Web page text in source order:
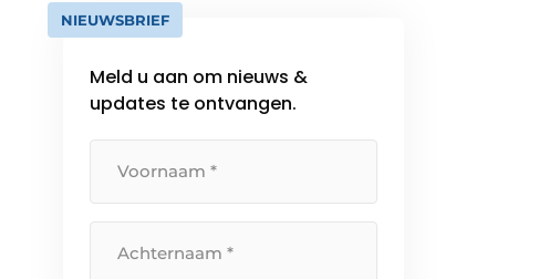
NIEUWSBRIEF
Meld u aan om nieuws &
updates te ontvangen.